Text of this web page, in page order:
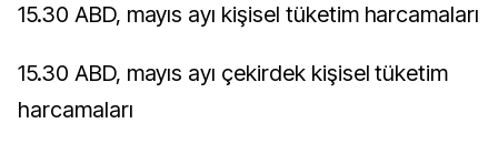
15.30 ABD, mayıs ayı kişisel tüketim harcamaları
15.30 ABD, mayıs ayı çekirdek kişisel tüketim
harcamaları